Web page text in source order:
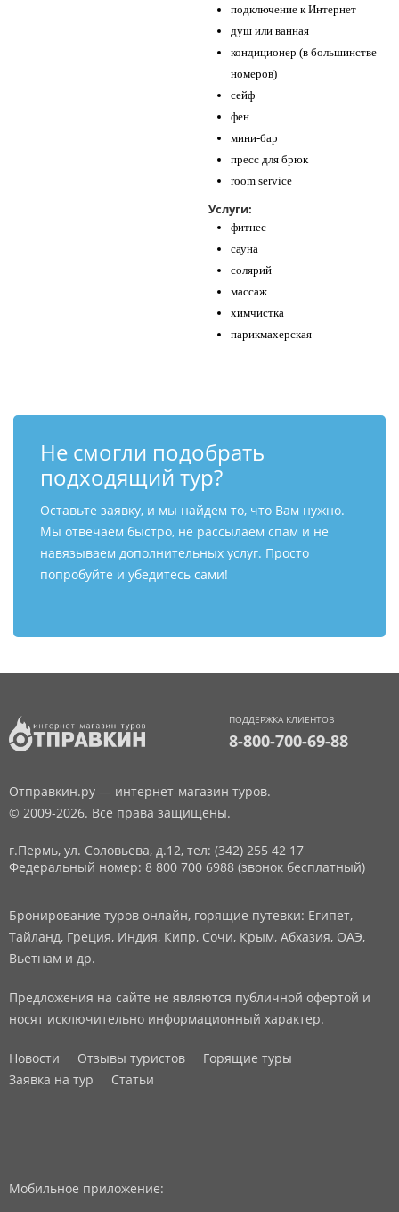
подключение к Интернет
душ или ванная
кондиционер (в большинстве
номеров)
сейф
фен
мини-бар
пресс для брюк
room service
Услуги:
фитнес
сауна
солярий
массаж
химчистка
парикмахерская
Не смогли подобрать
подходящий тур?
Оставьте заявку, и мы найдем то, что Вам нужно.
Мы отвечаем быстро, не рассылаем спам и не
навязываем дополнительных услуг. Просто
попробуйте и убедитесь сами!
ПОДДЕРЖКА КЛИЕНТОВ
8-800-700-69-88
Отправкин.ру — интернет-магазин туров.
© 2009-2026. Все права защищены.
г.Пермь, ул. Соловьева, д.12, тел: (342) 255 42 17
Федеральный номер: 8 800 700 6988 (звонок бесплатный)
Бронирование туров онлайн, горящие путевки: Египет,
Тайланд, Греция, Индия, Кипр, Сочи, Крым, Абхазия, ОАЭ,
Вьетнам и др.
Предложения на сайте не являются публичной офертой и
носят исключительно информационный характер.
Новости Отзывы туристов
Горящие туры
Заявка на тур
Статьи
Мобильное приложение: